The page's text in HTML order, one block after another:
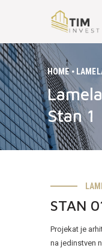
HOME
Stan 1
HOME
O NAMA
PROJEKTI
KONTAKT
STAN
Projekat je
na jedinstven